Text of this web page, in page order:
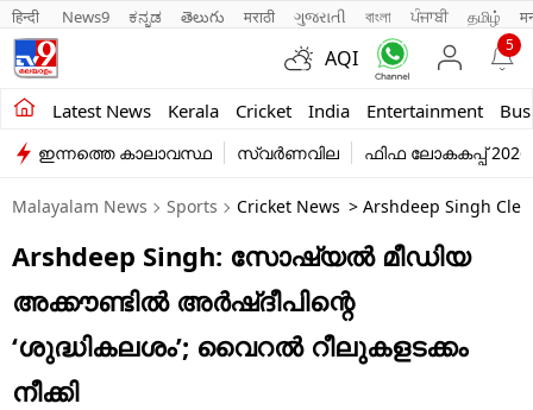
हिन्दी News9 ಕನ್ನಡ తెలుగు मराठी ગુજરાતી বাংলা ਪੰਜਾਬੀ தமிழ்
AQI
5
Latest News Kerala Cricket India Entertainment
Kerala
India
Entertainment
Business
Education
Sports
ഇന്നത്തെ കാലാവസ്ഥ സ്വർണവില ഫിഫ ലോകകപ്പ് 2026
Malayalam News Sports Cricket News > Arshdeep Singh
Arshdeep Singh: സോഷ്യല്‍ മീഡിയ
അക്കൗണ്ടില്‍ അര്‍ഷ്ദീപിന്റെ
‘ശുദ്ധികലശം’; വൈറല്‍ റീലുകളടക്കം
നീക്കി